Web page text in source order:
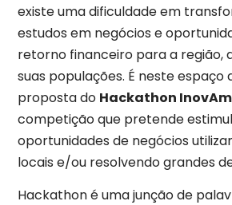
existe uma dificuldade em
estudos em negócios e
retorno financeiro para a região,
suas populações. É neste espaço
proposta do Hackathon
competição que pretende
oportunidades de negócios
locais e/ou resolvendo grandes
Hackathon é uma junção de